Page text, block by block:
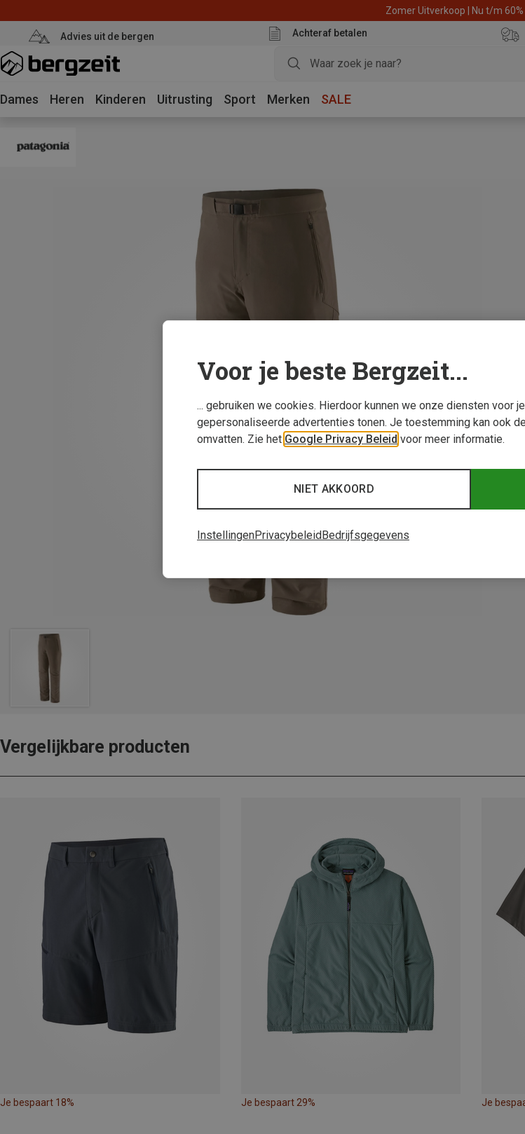
Zomer Uitverkoop | Nu t/m
Advies uit de bergen Achteraf betalen
Dames Heren Kinderen Uitrusting Sport Merken SALE
Vergelijkbare producten
Je bespaart 18% Je bespaart 29% Je
Voor je beste Bergzeit...
... gebruiken we cookies. Hierdoor kunnen we onze diensten voor
gepersonaliseerde advertenties tonen. Je toestemming kan ook
omvatten. Zie het Google Privacy Beleid voor meer informatie.
NIET AKKOORD
InstellingenPrivacybeleid Bedrijfsgegevens